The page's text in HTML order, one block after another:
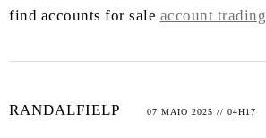
find accounts for sale account trading
RANDALFIELP 07 MAIO 2025 // 04H17